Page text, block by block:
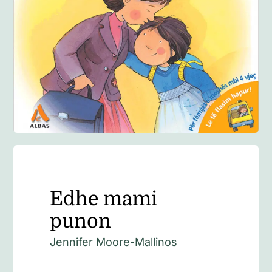
Anglisht
Ditarë
Evente
Edhe mami
punon
Jennifer Moore-Mallinos